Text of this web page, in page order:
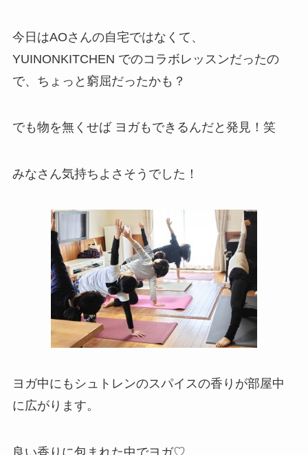
今日はAOさんの自宅ではなくて、
YUINONKITCHEN でのコラボレッスンだったの
で、ちょっと窮屈だったかも？
でも物を無くせば ヨガもできるんだと発見！笑
みなさん気持ちよさそうでした！
ヨガ中にもシュトレンのスパイスの香りが部屋中
に広がります。
良い香りに包まれた中でヨガ♡